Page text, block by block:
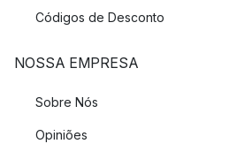
Códigos de Desconto
NOSSA EMPRESA
Sobre Nós
Opiniões